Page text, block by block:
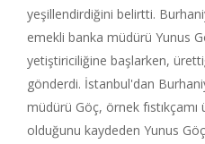
yeşillendirdiğini belirtti.
emekli banka müdürü Yunus
yetiştiriciliğine başlarken,
gönderdi. İstanbul'dan
müdürü Göç, örnek
olduğunu kaydeden Yunus